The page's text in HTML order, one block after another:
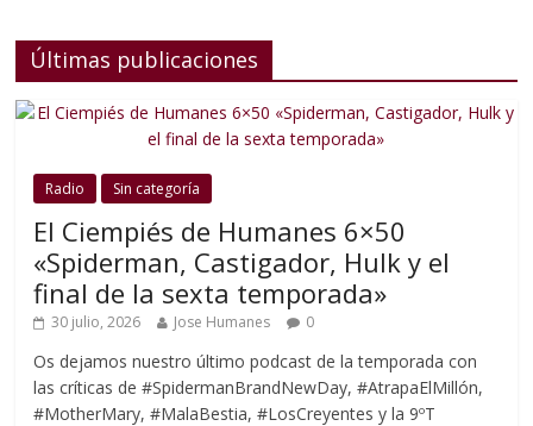
Últimas publicaciones
Radio Sin categoría
El Ciempiés de Humanes 6×50
«Spiderman, Castigador, Hulk y el
final de la sexta temporada»
30 julio, 2026 Jose Humanes 0
Os dejamos nuestro último podcast de la temporada con
las críticas de #SpidermanBrandNewDay, #AtrapaElMillón,
#MotherMary, #MalaBestia, #LosCreyentes y la 9ºT